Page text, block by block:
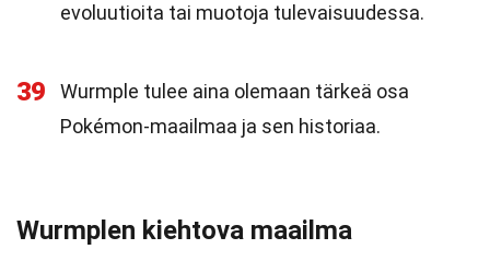
evoluutioita tai muotoja tulevaisuudessa.
39
Wurmple tulee aina olemaan tärkeä osa
Pokémon-maailmaa ja sen historiaa.
Wurmplen kiehtova maailma